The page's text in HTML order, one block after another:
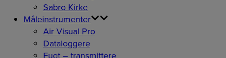
Sabro Kirke
Måleinstrumenter
Air Visual Pro
Dataloggere
Fugt – transmittere